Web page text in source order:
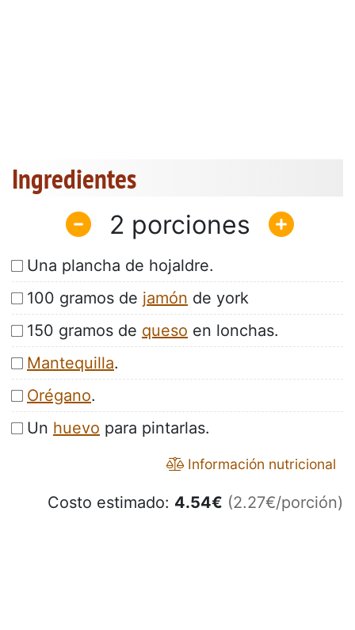
Ingredientes
2
Una plancha de hojaldre.
100 gramos de jamón de york
150 gramos de queso en lonchas.
Mantequilla.
Orégano.
Un huevo para pintarlas.
Información nutricional
Costo estimado: 4.54€ (2.27€/porción)